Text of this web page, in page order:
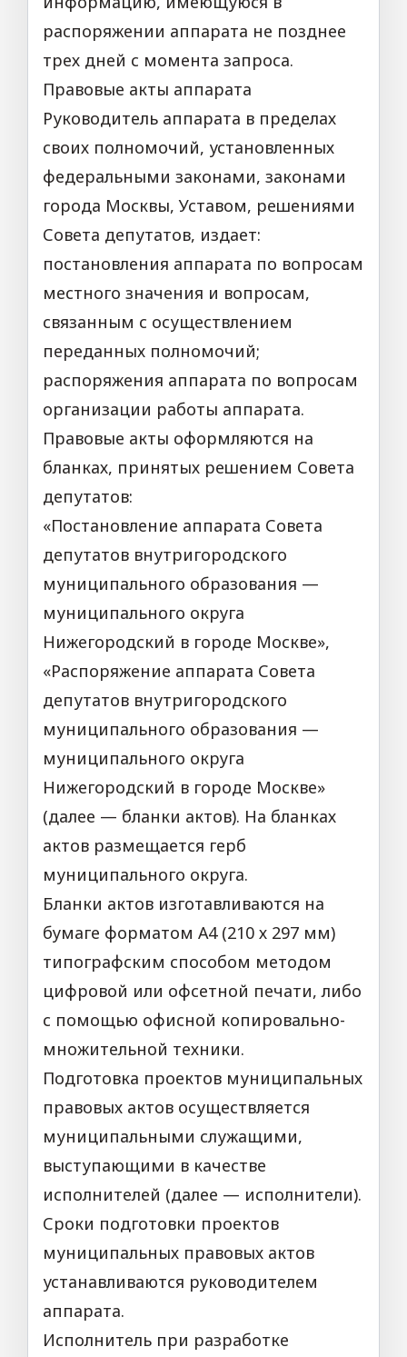
распоряжении аппарата не позднее
трех дней с момента запроса.
Правовые акты аппарата
Руководитель аппарата в пределах
своих полномочий, установленных
федеральными законами, законами
города Москвы, Уставом, решениями
Совета депутатов, издает:
постановления аппарата по вопросам
местного значения и вопросам,
связанным с осуществлением
переданных полномочий;
распоряжения аппарата по вопросам
организации работы аппарата.
Правовые акты оформляются на
бланках, принятых решением Совета
депутатов:
«Постановление аппарата Совета
депутатов внутригородского
муниципального образования —
муниципального округа
Нижегородский в городе Москве»,
«Распоряжение аппарата Совета
депутатов внутригородского
муниципального образования —
муниципального округа
Нижегородский в городе Москве»
(далее — бланки актов). На бланках
актов размещается герб
муниципального округа.
Бланки актов изготавливаются на
бумаге форматом А4 (210 х 297 мм)
типографским способом методом
циф­ровой или офсетной печати, либо
с помощью офисной копировально-
множительной техники.
Подготовка проектов муниципальных
правовых актов осуществляется
муниципальными служащими,
выступающими в качестве
исполнителей (далее — исполнители).
Сроки подготовки проектов
муниципальных правовых актов
устанавливаются руководителем
аппарата.
Исполнитель при разработке